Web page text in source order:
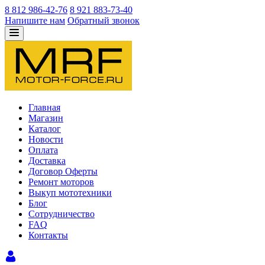
8 812 986-42-76 8 921 883-73-40
Напишите нам Обратный звонок
Главная
Магазин
Каталог
Новости
Оплата
Доставка
Договор Оферты
Ремонт моторов
Выкуп мототехники
Блог
Сотрудничество
FAQ
Контакты